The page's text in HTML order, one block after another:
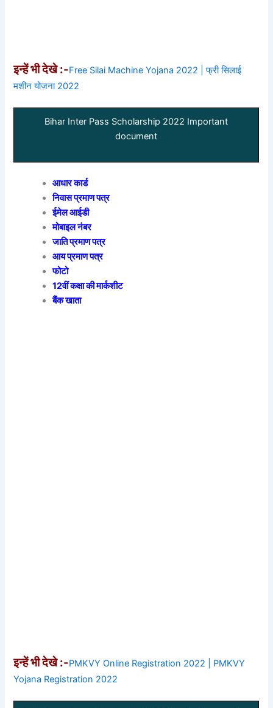
इन्हें भी देखे :-Free Silai Machine Yojana 2022 | फ्री सिलाई
मशीन योजना 2022
Bihar Inter Pass Scholarship 2022 Important
document
आधार कार्ड
निवास प्रमाण पत्र
ईमेल आईडी
मोबाइल नंबर
जाति प्रमाण पत्र
आय प्रमाण पत्र
फोटो
12वीं कक्षा की मार्कशीट
बैंक खाता
इन्हें भी देखे :-PMKVY Online Registration 2022 | PMKVY
Yojana Registration 2022